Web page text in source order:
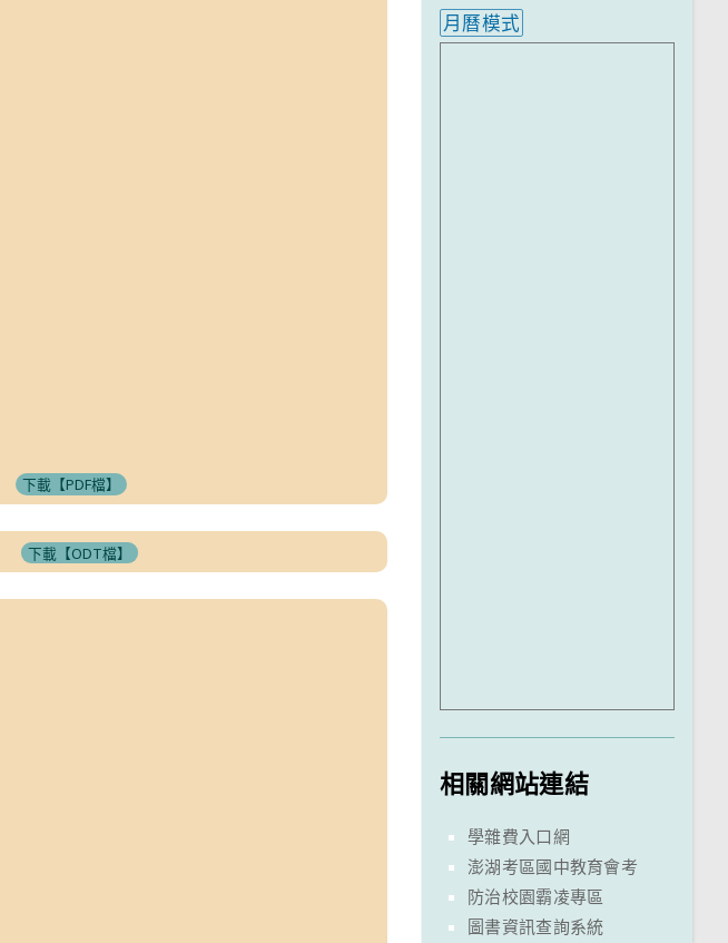
下載【PDF檔】
下載【ODT檔】
月曆模式
相關網站連結
學雜費入口網
澎湖考區國中教育會考
防治校園霸凌專區
圖書資訊查詢系統